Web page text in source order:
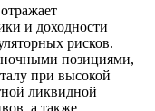
и доходности
рисков.
позициями,
при высокой
ликвидной
а также